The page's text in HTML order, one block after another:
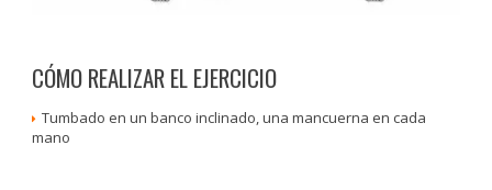
CÓMO REALIZAR EL EJERCICIO
Tumbado en un banco inclinado, una mancuerna en cada
mano